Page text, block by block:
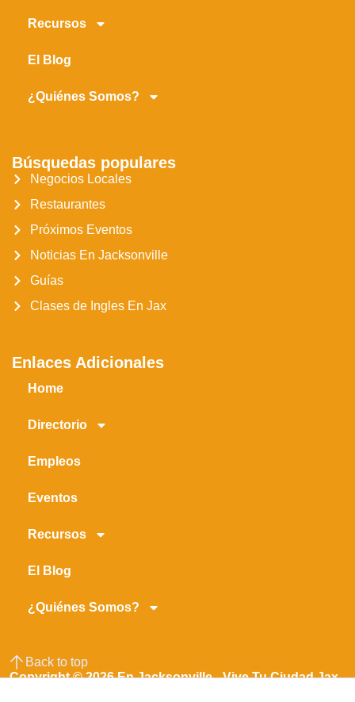
Recursos
El Blog
¿Quiénes Somos?
Búsquedas populares
Negocios Locales
Restaurantes
Próximos Eventos
Noticias En Jacksonville
Guías
Clases de Ingles En Jax
Enlaces Adicionales
Home
Directorio
Empleos
Eventos
Recursos
El Blog
¿Quiénes Somos?
Back to top
Copyright © 2026 En Jacksonville - Vive Tu Ciudad Jax -